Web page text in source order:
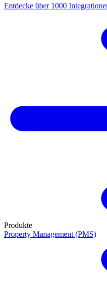
Entdecke über 1000
Produkte
Property Management (PMS)